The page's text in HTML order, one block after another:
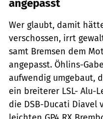
angepasst
Wer glaubt, damit
verschossen, irrt
samt Bremsen dem
angepasst. Öhlins-
aufwendig umgebaut,
ein breiterer LSL- Alu-
die DSB-Ducati Diavel